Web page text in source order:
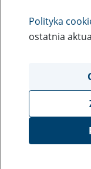
11
March
2026
W 2025 r. do
zgłoszono
rejestru ZUS
zawierane na
dzień – a
Polityka
ostatnia